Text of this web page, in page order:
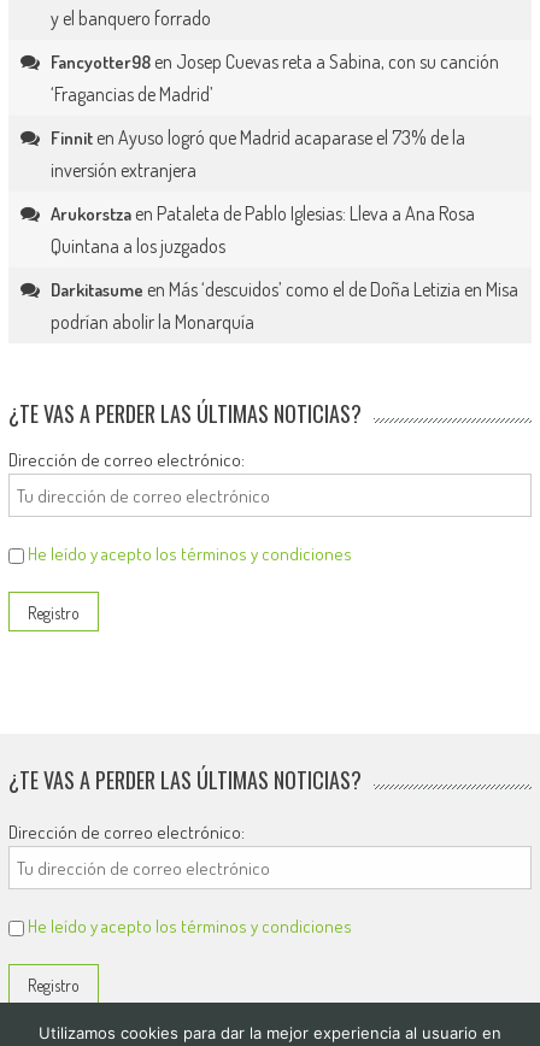
y el banquero forrado
Fancyotter98en Josep Cuevas reta a Sabina, con su canción
‘Fragancias de Madrid’
Finniten Ayuso logró que Madrid acaparase el 73% de la
inversión extranjera
Arukorstzaen Pataleta de Pablo Iglesias: Lleva a Ana Rosa
Quintana a los juzgados
Darkitasume en Más ‘descuidos’ como el de Doña Letizia en Misa
podrían abolir la Monarquía
¿TE VAS A PERDER LAS ÚLTIMAS NOTICIAS?
Dirección de correo electrónico:
He leído y acepto los términos y condiciones
¿TE VAS A PERDER LAS ÚLTIMAS NOTICIAS?
Dirección de correo electrónico:
He leído y acepto los términos y condiciones
Utilizamos cookies para dar la mejor experiencia al usuario en